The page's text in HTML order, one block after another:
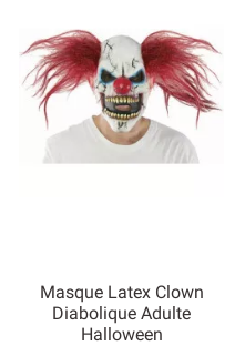
Masque Latex Clown
Diabolique Adulte
Halloween